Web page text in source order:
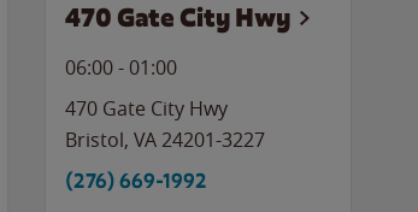
470 Gate City Hwy
06:00- 01:00
470 Gate City Hwy
Bristol, VA24201-3227
(276) 669-1992